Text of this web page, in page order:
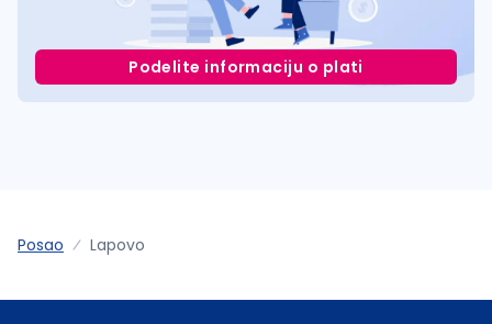
Podelite informaciju o plati
Posao Lapovo